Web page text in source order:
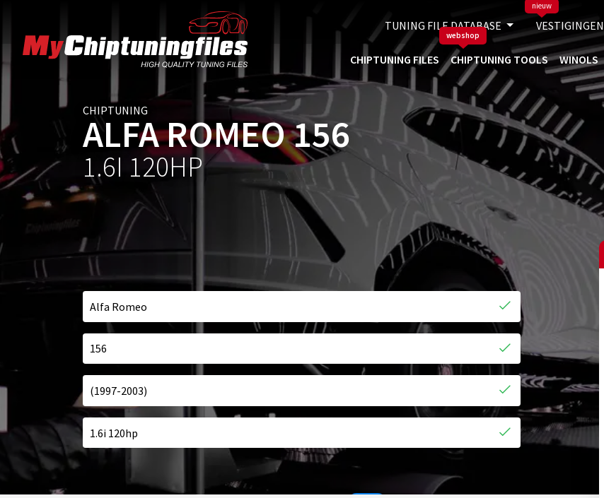
TUNING FILE DATABASE VESTIGINGEN
nieuw
CHIPTUNING FILES CHIPTUNING TOOLS
webshop
WINOLS
CHIPTUNING
ALFA ROMEO 156
1.6I 120HP